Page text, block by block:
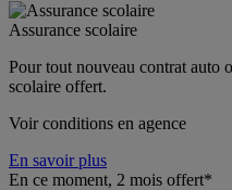
Assurance scolaire
Pour tout nouveau contrat auto
scolaire offert.
Voir conditions en agence
En savoir plus
En ce moment, 2 mois offert*